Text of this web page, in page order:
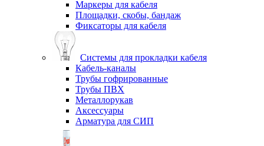
Маркеры для кабеля
Площадки, скобы, бандаж
Фиксаторы для кабеля
Системы для прокладки кабеля
Кабель-каналы
Трубы гофрированные
Трубы ПВХ
Металлорукав
Аксессуары
Арматура для СИП